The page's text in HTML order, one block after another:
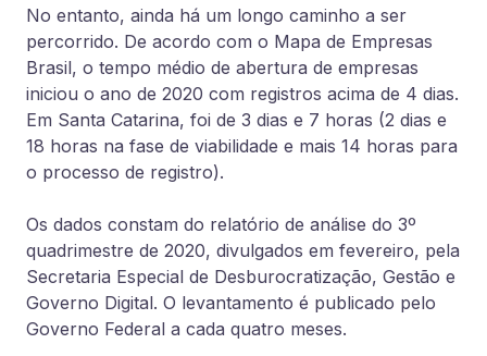
No entanto, ainda há um longo caminho a ser
percorrido. De acordo com o Mapa de Empresas
Brasil, o tempo médio de abertura de empresas
iniciou o ano de 2020 com registros acima de 4 dias.
Em Santa Catarina, foi de 3 dias e 7 horas (2 dias e
18 horas na fase de viabilidade e mais 14 horas para
o processo de registro).
Os dados constam do relatório de análise do 3º
quadrimestre de 2020, divulgados em fevereiro, pela
Secretaria Especial de Desburocratização, Gestão e
Governo Digital. O levantamento é publicado pelo
Governo Federal a cada quatro meses.